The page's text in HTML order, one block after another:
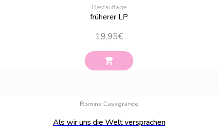
Restauflage
früherer LP
19,95€
Romina Casagrande
Als wir uns die Welt versprachen